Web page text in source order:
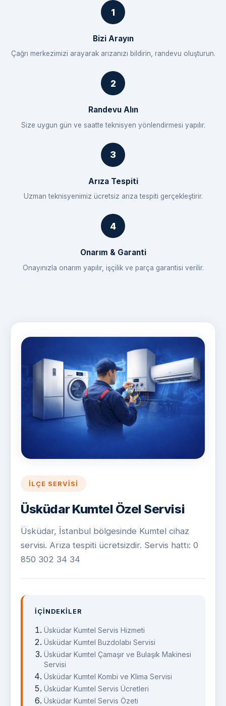
Bizi Arayın
Çağrı merkezimizi arayarak arızanızı bildirin, randevu oluşturun.
Randevu Alın
Size uygun gün ve saatte teknisyen yönlendirmesi yapılır.
Arıza Tespiti
Uzman teknisyenimiz ücretsiz arıza tespiti gerçekleştirir.
Onarım & Garanti
Onayınızla onarım yapılır, işçilik ve parça garantisi verilir.
İLÇE SERVISI
Üsküdar Kumtel Özel Servisi
Üsküdar, İstanbul bölgesinde Kumtel cihaz
servisi. Arıza tespiti ücretsizdir. Servis hattı: 0
850 302 34 34
İÇINDEKILER
Üsküdar Kumtel Servis Hizmeti
Üsküdar Kumtel Buzdolabı Servisi
Üsküdar Kumtel Çamaşır ve Bulaşık Makinesi
Servisi
Üsküdar Kumtel Kombi ve Klima Servisi
Üsküdar Kumtel Servis Ücretleri
Üsküdar Kumtel Servis Özeti